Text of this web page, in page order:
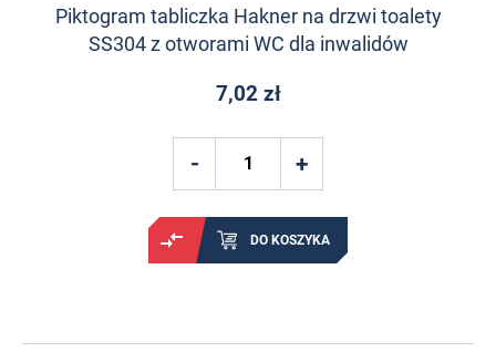
Piktogram tabliczka Hakner na drzwi toalety
SS304 z otworami WC dla inwalidów
7,02 zł
DO KOSZYKA